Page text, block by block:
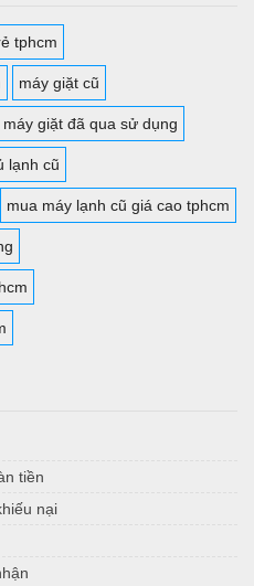
tphcm
máy giặt cũ
máy giặt đã qua sử dụng
lạnh cũ
mua máy lạnh cũ giá cao tphcm
tiền
nại